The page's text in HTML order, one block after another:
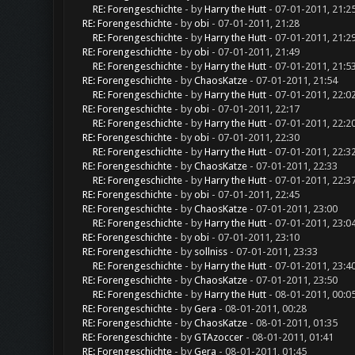
RE: Forengeschichte - byHarry the Hutt- 07-01-2011,
RE: Forengeschichte - byobi- 07-01-2011, 21:28
RE: Forengeschichte - byHarry the Hutt- 07-01-2011,
RE: Forengeschichte - byobi- 07-01-2011, 21:49
RE: Forengeschichte - byHarry the Hutt- 07-01-2011, 21:53
RE: Forengeschichte - byChaosKatze- 07-01-2011, 21:54
RE: Forengeschichte - byHarry the Hutt- 07-01-2011,
RE: Forengeschichte - byobi- 07-01-2011, 22:17
RE: Forengeschichte - byHarry the Hutt- 07-01-2011,
RE: Forengeschichte - byobi- 07-01-2011, 22:30
RE: Forengeschichte - byHarry the Hutt- 07-01-2011,
RE: Forengeschichte - byChaosKatze- 07-01-2011, 22:33
RE: Forengeschichte - byHarry the Hutt- 07-01-2011,
RE: Forengeschichte - byobi- 07-01-2011, 22:45
RE: Forengeschichte - byChaosKatze- 07-01-2011, 23:00
RE: Forengeschichte - byHarry the Hutt- 07-01-2011,
RE: Forengeschichte - byobi- 07-01-2011, 23:10
RE: Forengeschichte - by sollniss- 07-01-2011, 23:33
RE: Forengeschichte - byHarry the Hutt- 07-01-2011,
RE: Forengeschichte - byChaosKatze- 07-01-2011, 23:50
RE: Forengeschichte - byHarry the Hutt- 08-01-2011,
RE: Forengeschichte - byGera - 08-01-2011, 00:28
RE: Forengeschichte - byChaosKatze- 08-01-2011, 01:35
RE: Forengeschichte - byGTAzoccer- 08-01-2011, 01:41
RE: Forengeschichte - byGera - 08-01-2011, 01:45